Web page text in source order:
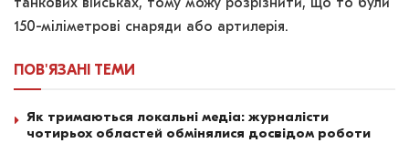
танкових військах, тому можу розрізнити, що то були
150-міліметрові снаряди або артилерія.
ПОВ'ЯЗАНІ ТЕМИ
Як тримаються локальні медіа: журналісти
чотирьох областей обмінялися досвідом роботи